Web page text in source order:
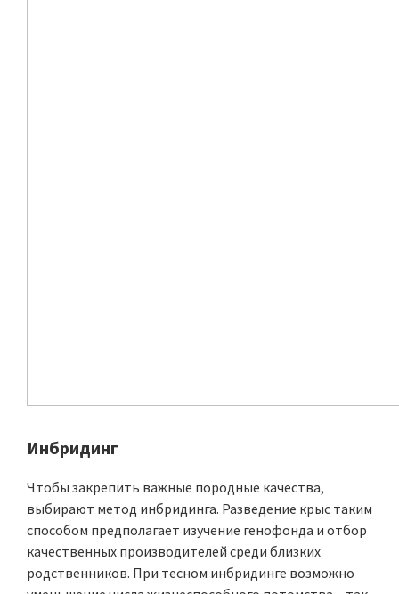
Инбридинг
Чтобы закрепить важные породные качества,
выбирают метод инбридинга. Разведение крыс таким
способом предполагает изучение генофонда и отбор
качественных производителей среди близких
родственников. При тесном инбридинге возможно